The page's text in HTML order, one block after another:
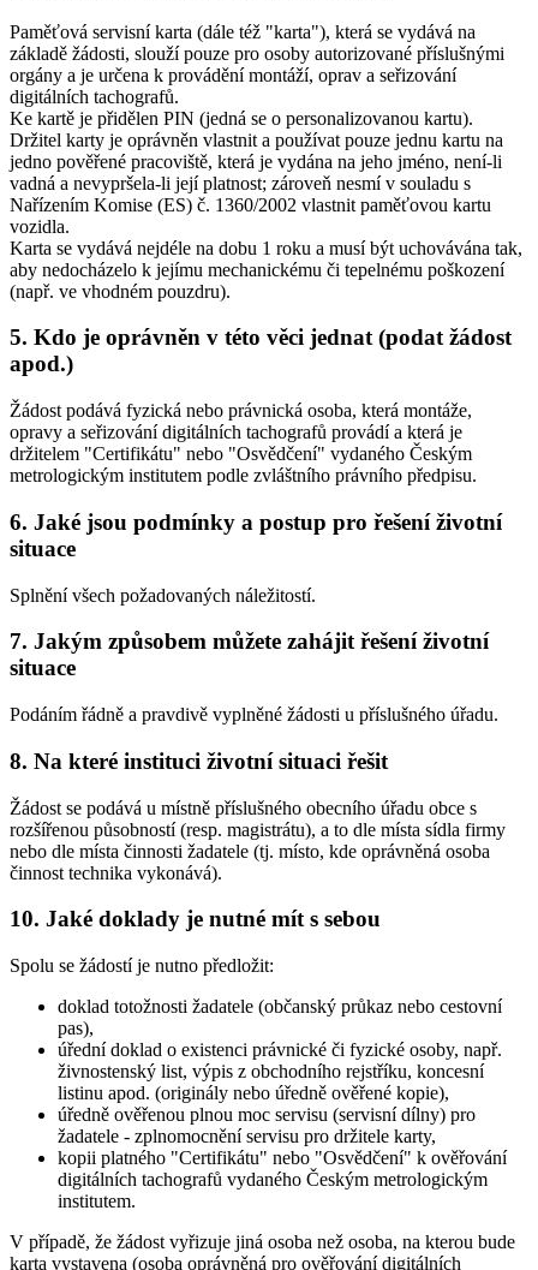
Paměťová servisní karta (dále též "karta"), která se vydává na
základě žádosti, slouží pouze pro osoby autorizované příslušnými
orgány a je určena k provádění montáží, oprav a seřizování
digitálních tachografů.
Ke kartě je přidělen PIN (jedná se o personalizovanou kartu).
Držitel karty je oprávněn vlastnit a používat pouze jednu kartu na
jedno pověřené pracoviště, která je vydána na jeho jméno, není-li
vadná a nevypršela-li její platnost; zároveň nesmí v souladu s
Nařízením Komise (ES) č. 1360/2002 vlastnit paměťovou kartu
vozidla.
Karta se vydává nejdéle na dobu 1 roku a musí být uchovávána tak,
aby nedocházelo k jejímu mechanickému či tepelnému poškození
(např. ve vhodném pouzdru).
5. Kdo je oprávněn v této věci jednat (podat žádost
apod.)
Žádost podává fyzická nebo právnická osoba, která montáže,
opravy a seřizování digitálních tachografů provádí a která je
držitelem "Certifikátu" nebo "Osvědčení" vydaného Českým
metrologickým institutem podle zvláštního právního předpisu.
6. Jaké jsou podmínky a postup pro řešení životní
situace
Splnění všech požadovaných náležitostí.
7. Jakým způsobem můžete zahájit řešení životní
situace
Podáním řádně a pravdivě vyplněné žádosti u příslušného úřadu.
8. Na které instituci životní situaci řešit
Žádost se podává u místně příslušného obecního úřadu obce s
rozšířenou působností (resp. magistrátu), a to dle místa sídla firmy
nebo dle místa činnosti žadatele (tj. místo, kde oprávněná osoba
činnost technika vykonává).
10. Jaké doklady je nutné mít s sebou
Spolu se žádostí je nutno předložit:
doklad totožnosti žadatele (občanský průkaz nebo cestovní
pas),
úřední doklad o existenci právnické či fyzické osoby, např.
živnostenský list, výpis z obchodního rejstříku, koncesní
listinu apod. (originály nebo úředně ověřené kopie),
úředně ověřenou plnou moc servisu (servisní dílny) pro
žadatele - zplnomocnění servisu pro držitele karty,
kopii platného "Certifikátu" nebo "Osvědčení" k ověřování
digitálních tachografů vydaného Českým metrologickým
institutem.
V případě, že žádost vyřizuje jiná osoba než osoba, na kterou bude
karta vystavena (osoba oprávněná pro ověřování digitálních